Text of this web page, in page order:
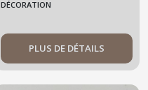
DÉCORATION
PLUS DE DÉTAILS